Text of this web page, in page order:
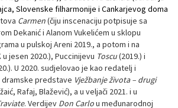
Slovenske filharmonije i Cankarjevog doma
Carmen(čiju inscenaciju potpisuje sa
Dekanić i Alanom Vukelićem u sklopu
u pulskoj Areni 2019., a potom i na
jesen 2020.), Puccinijevu Toscu(2019.) i
U 2020. sudjelovao je kao redatelj i
predstave Vježbanje života – drugi
Rafaj, Blažević), a u veljači 2021. i u
. Verdijev Don Carlou međunarodnoj